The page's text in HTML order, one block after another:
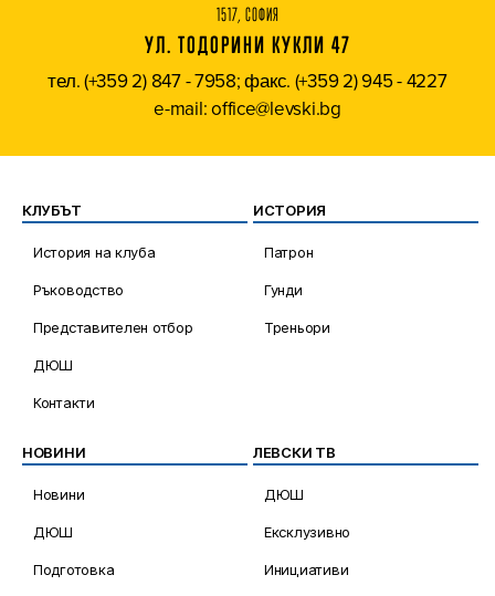
1517, СОФИЯ
УЛ. ТОДОРИНИ КУКЛИ 47
тел. (+359 2) 847 - 7958; факс. (+359 2) 945 - 4227
e-mail: office@levski.bg
КЛУБЪТ
История на клуба
Ръководство
Представителен отбор
ДЮШ
Контакти
ИСТОРИЯ
Патрон
Гунди
Треньори
НОВИНИ
Новини
ДЮШ
Подготовка
ЛЕВСКИ ТВ
ДЮШ
Ексклузивно
Инициативи